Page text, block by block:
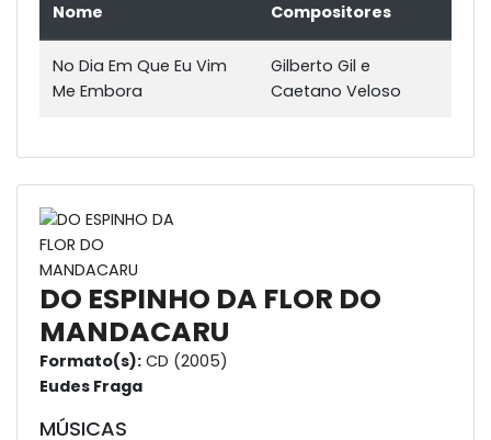
Nome Compositores
No Dia Em Que Eu Vim
Me Embora
Gilberto Gil e
Caetano Veloso
DO ESPINHO DA FLOR DO
MANDACARU
Formato(s): CD (2005)
Eudes Fraga
MÚSICAS